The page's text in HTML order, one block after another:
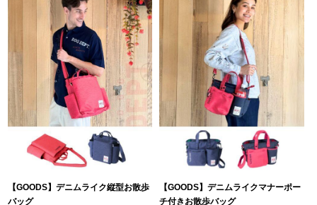
【GOODS】デニムライク縦型お散歩
バッグ
【GOODS】デニムライクマナーポー
チ付きお散歩バッグ